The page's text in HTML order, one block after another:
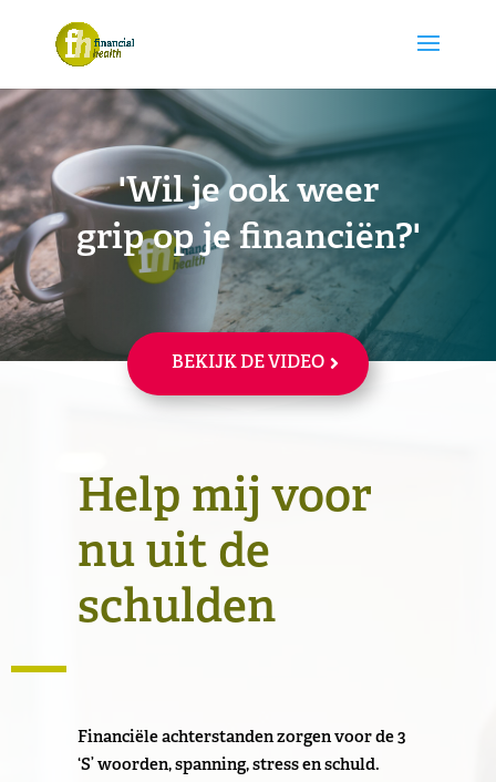
'Wil je ook weer
grip op je financiën?'
BEKIJK DE VIDEO
Help mij voor
nu uit de
schulden
Financiële achterstanden zorgen voor de 3
‘S’ woorden, spanning, stress en schuld.